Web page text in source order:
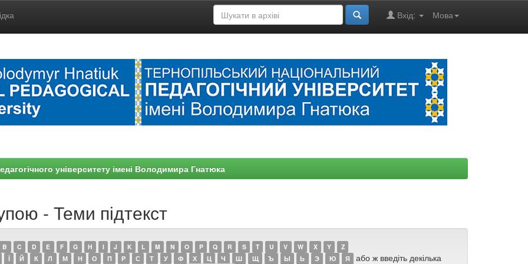
Мова
Вхід:
університету імені Володимира Гнатюка
- Теми підтекст
B C D E F G H I J K L M N O P Q R S T U V W X Y
Z
Ї Й К Л М Н О П Р С Т У Ф Х Ц Ч Ш Щ Ъ Ы Ь Э Ю Я
або ж введіть декілька